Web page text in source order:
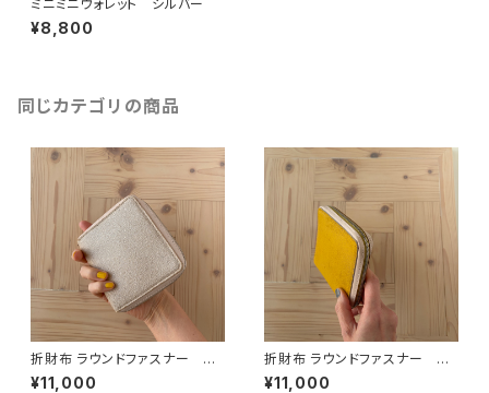
ミニミニウォレット シルバー
¥8,800
同じカテゴリの商品
折財布 ラウンドファスナー ア
イボリー「OMOTE to OMOT
¥11,000
折財布 ラウンドファスナー イ
エロー「OMOTE to OMOTE」
¥11,000